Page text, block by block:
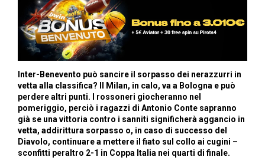
Inter-Benevento può sancire il sorpasso dei nerazzurri in
vetta alla classifica? Il Milan, in calo, va a Bologna e può
perdere altri punti. I rossoneri giocheranno nel
pomeriggio, perciò i ragazzi di Antonio Conte sapranno
già se una vittoria contro i sanniti significherà aggancio in
vetta, addirittura sorpasso o, in caso di successo del
Diavolo, continuare a mettere il fiato sul collo ai cugini –
sconfitti peraltro 2-1 in Coppa Italia nei quarti di finale.